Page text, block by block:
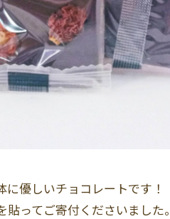
優しいチョコレートです！
ってご寄付くださいました。